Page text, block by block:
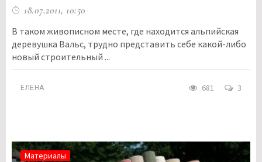
18.07.2011, 10:50
В таком живописном месте, где находится альпийская
деревушка Вальс, трудно представить себе какой-либо
новый строительный ...
ЕЛЕНА 681 3
Материалы